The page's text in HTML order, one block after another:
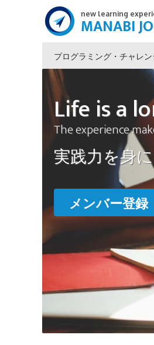
new learning
MANABI
プログラミング・チャレン
Life is a
The experience
実践力を身
メンバー登録